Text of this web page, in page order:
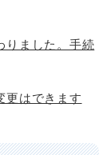
りました。手続
更はできます